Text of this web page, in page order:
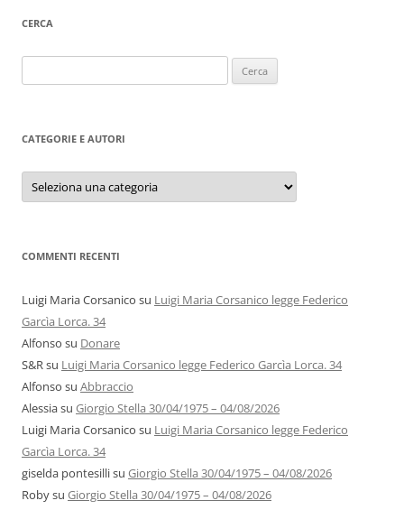
CERCA
per:
CATEGORIE E AUTORI
Categorie
autori
COMMENTI RECENTI
Luigi Maria Corsanico su Luigi Maria Corsanico legge Federico
Garcìa Lorca. 34
Alfonso su Donare
S&Rsu Luigi Maria Corsanico legge Federico Garcìa Lorca. 34
Alfonso su Abbraccio
Alessiasu Giorgio Stella 30/04/1975 – 04/08/2026
Luigi Maria Corsanico su Luigi Maria Corsanico legge Federico
Garcìa Lorca. 34
giselda pontesillisu Giorgio Stella 30/04/1975 – 04/08/2026
Robysu Giorgio Stella 30/04/1975 – 04/08/2026